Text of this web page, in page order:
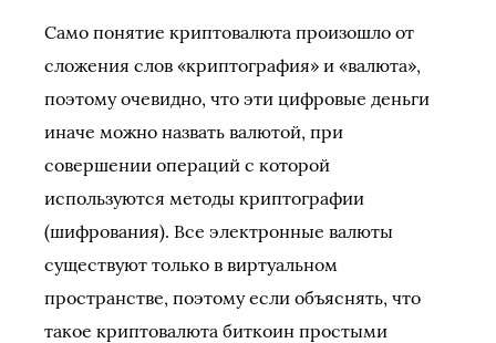
Само понятие криптовалюта произошло от
сложения слов «криптография» и «валюта»,
поэтому очевидно, что эти цифровые деньги
иначе можно назвать валютой, при
совершении операций с которой
используются методы криптографии
(шифрования). Все электронные валюты
существуют только в виртуальном
пространстве, поэтому если объяснять, что
такое криптовалюта биткоин простыми